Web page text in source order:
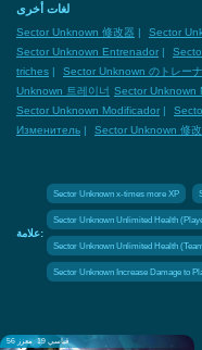
لغات أخرى
Sector Unknown 修改器 | Sector
Sector Unknown Entrenador |
triches | Sector Unknown のトレー
Unknown 트레이너 Sector Unknown
Sector Unknown Modificador |
Изменитель | Sector Unknown 修
علامة:
Sector Unknown x-times more XP
Sector Unknown Unlimited Health
Sector Unknown Unlimited Health
Sector Unknown Increase Damage to
قياسي 19 معزز 56